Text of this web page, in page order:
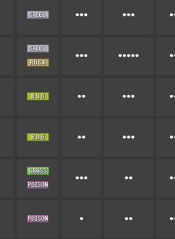
••• •••
••• •••••
•• •••
•• •••
••• ••
• ••